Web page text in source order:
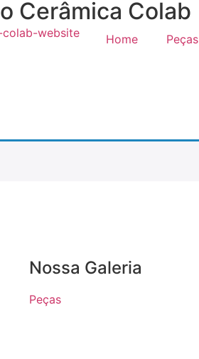
Cerâmica Colab
Home Peças
Nossa Galeria
Peças